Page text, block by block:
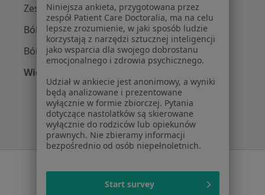
Zespół cieśni nadgarstka w Lublinie
Ból barku w Lublinie
Ból biodra w Lublinie
Więcej (15)
Więcej w kategorii: Najczęście leczone
Regulamin
Niniejsza ankieta, przygotowana przez
zespół Patient Care Doctoralia, ma na celu
lepsze zrozumienie, w jaki sposób ludzie
korzystają z narzędzi sztucznej inteligencji
jako wsparcia dla swojego dobrostanu
emocjonalnego i zdrowia psychicznego.
Udział w ankiecie jest anonimowy, a wyniki
będą analizowane i prezentowane
wyłącznie w formie zbiorczej. Pytania
dotyczące nastolatków są skierowane
wyłącznie do rodziców lub opiekunów
prawnych. Nie zbieramy informacji
bezpośrednio od osób niepełnoletnich.
Start survey